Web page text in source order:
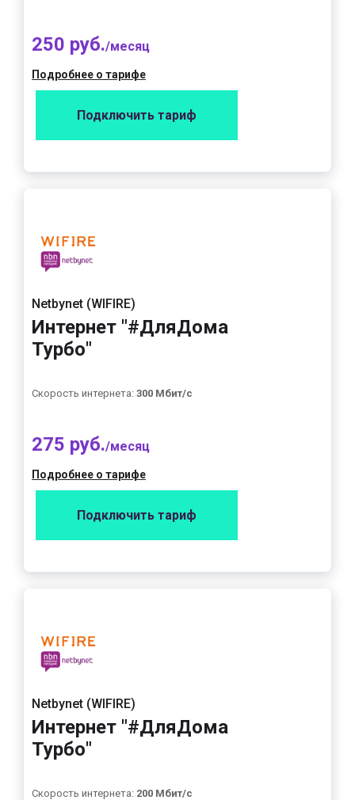
250 руб./месяц
Подробнее о тарифе
Подключить тариф
Netbynet (WIFIRE)
Интернет "#ДляДома
Турбо"
Скорость интернета: 300 Мбит/с
275 руб./месяц
Подробнее о тарифе
Подключить тариф
Netbynet (WIFIRE)
Интернет "#ДляДома
Турбо"
Скорость интернета: 200 Мбит/с